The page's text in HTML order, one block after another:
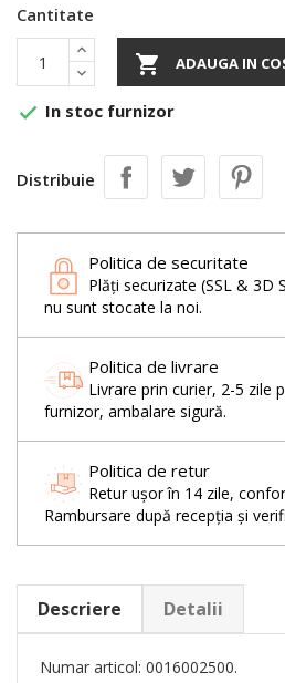
Cantitate
 ADAUGA IN
 In stoc furnizor
Distribuie
Politica de securitate
Plăți securizate (SSL & 3D
nu sunt stocate la noi.
Politica de livrare
Livrare prin curier, 2-5 zile
furnizor, ambalare sigură.
Politica de retur
Retur ușor în 14 zile,
Rambursare după recepția și
Descriere Detalii
Numar articol: 0016002500.